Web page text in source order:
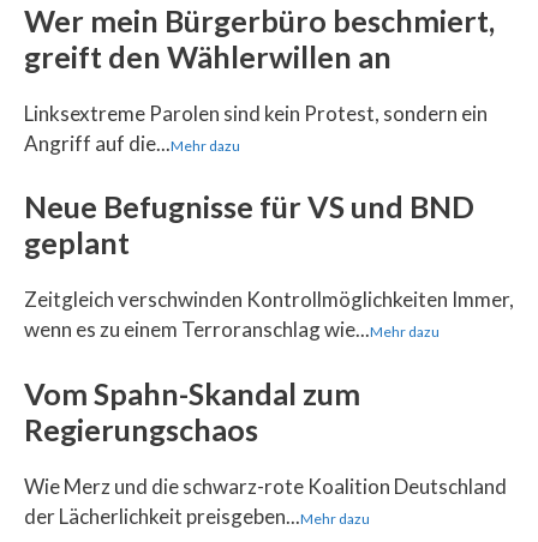
Wer mein Bürgerbüro beschmiert,
greift den Wählerwillen an
Linksextreme Parolen sind kein Protest, sondern ein
Angriff auf die...Mehr dazu
Neue Befugnisse für VS und BND
geplant
Zeitgleich verschwinden Kontrollmöglichkeiten Immer,
wenn es zu einem Terroranschlag wie...Mehr dazu
Vom Spahn-Skandal zum
Regierungschaos
Wie Merz und die schwarz-rote Koalition Deutschland
der Lächerlichkeit preisgeben...Mehr dazu